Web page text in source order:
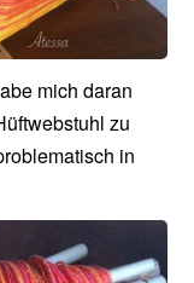
mich daran
zu
in